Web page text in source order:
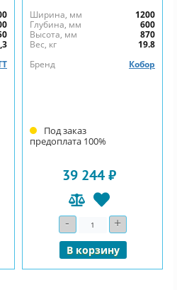
Ширина, мм
1200
Глубина, мм
600
Высота, мм
870
Вес, кг
19.8
Бренд
Кобор
Под заказ
предоплата 100%
39 244 ₽
- Количество+
В корзину